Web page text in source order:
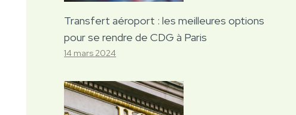
Transfert aéroport : les meilleures options
pour se rendre de CDG à Paris
14 mars 2024